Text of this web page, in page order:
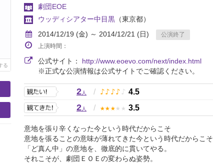
る
劇団EOE
ウッディシアター中目黒 （東京都）
2014/12/19 (金) ～ 2014/12/21 (日)
公演終了
上演時間：
公式サイト： http://www.eoevo.com/next/index.html
※正式な公演情報は公式サイトでご確認ください。
2人 / ♪ ♪ ♪ ♪ ♪ 4.5
2人 / ★ ★ ★ ★ ★ 3.5
意地を張り辛くなった今という時代だからこそ
意地を張ることの意味が薄れてきた今という時代だからこそ
「ど真ん中」の意地を、徹底的に貫いてやる。
それこそが、劇団ＥＯＥの変わらぬ姿勢。